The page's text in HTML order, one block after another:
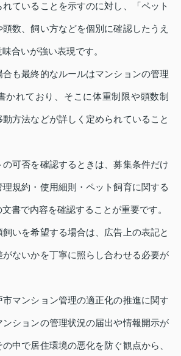
ていることを示すのに対し、「ペット
数、飼い方などを個別に確認したうえ
合いが強い表現です。
も最終的なルールはマンションの管理
かれており、そこに体重制限や頭数制
方法などが詳しく定められていること
の可否を確認するときは、募集条件だけ
規約・使用細則・ペット飼育に関する
書で内容を確認することが重要です。
いを希望する場合は、広告上の表記と
ないかを丁寧に照らし合わせる必要が
マンション管理の適正化の推進に関す
ンションの管理状況の届出や情報開示が
中で居住環境の悪化を防ぐ観点から、